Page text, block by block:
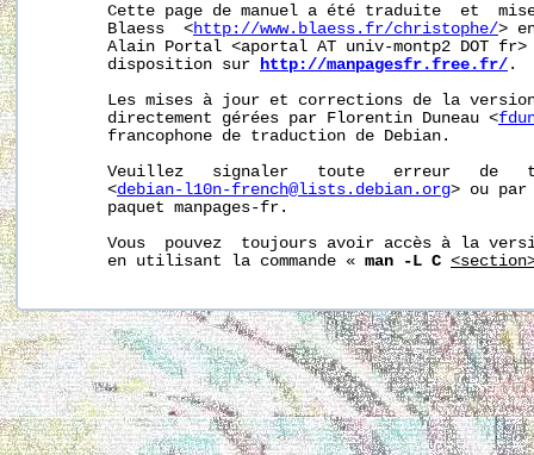
Cette page de manuel a été traduite  et
       Blaess  <
http://www.blaess.fr/christophe/>
Alain Portal <aportal AT univ-montp2 DOT
       disposition sur
http://manpagesfr.free.fr/ .
Les mises à jour et corrections de la
       directement gérées par Florentin Duneau <
       francophone de traduction de Debian.
Veuillez   signaler   toute   erreur   de
       <
debian-l10n-french@lists.debian.org> ou par
       paquet manpages-fr.
Vous  pouvez  toujours avoir accès à la
       en utilisant la commande «
man -L C